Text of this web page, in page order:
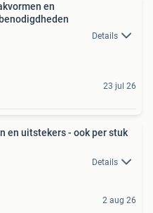
en
Details
23 jul 26
en uitstekers - ook per stuk
Details
2 aug 26